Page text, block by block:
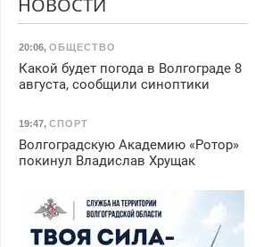
20:06, ОБЩЕСТВО
Какой будет погода в Волгограде 8
августа, сообщили синоптики
19:47, СПОРТ
Волгоградскую Академию «Ротор»
покинул Владислав Хрущак